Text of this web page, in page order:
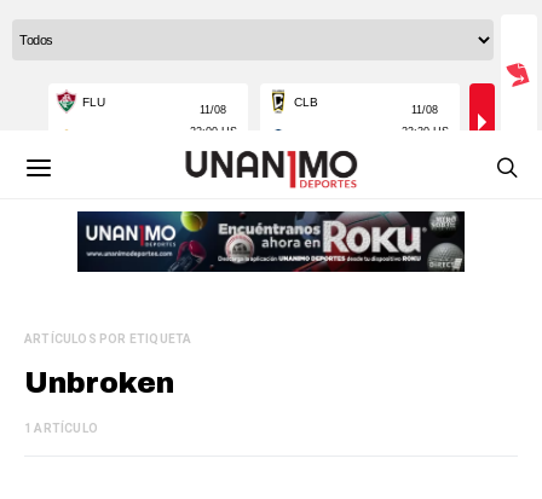
ARTÍCULOS POR ETIQUETA
Unbroken
1 ARTÍCULO